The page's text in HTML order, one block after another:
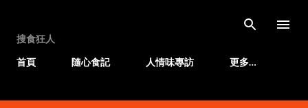
搜食狂人
首頁
隨心食記 人情味專訪 更多…